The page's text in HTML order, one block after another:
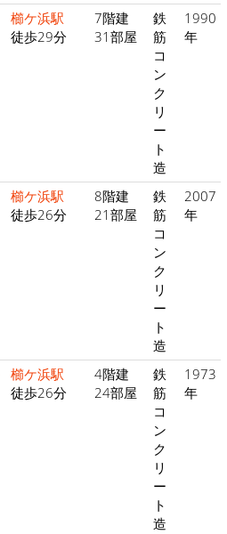
櫛ケ浜駅
徒歩29分
7階建
31部屋
鉄
筋
コ
ン
ク
リ
ー
ト
造
1990
年
櫛ケ浜駅
徒歩26分
8階建
21部屋
鉄
筋
コ
ン
ク
リ
ー
ト
造
2007
年
櫛ケ浜駅
徒歩26分
4階建
24部屋
鉄
筋
コ
ン
ク
リ
ー
ト
造
1973
年